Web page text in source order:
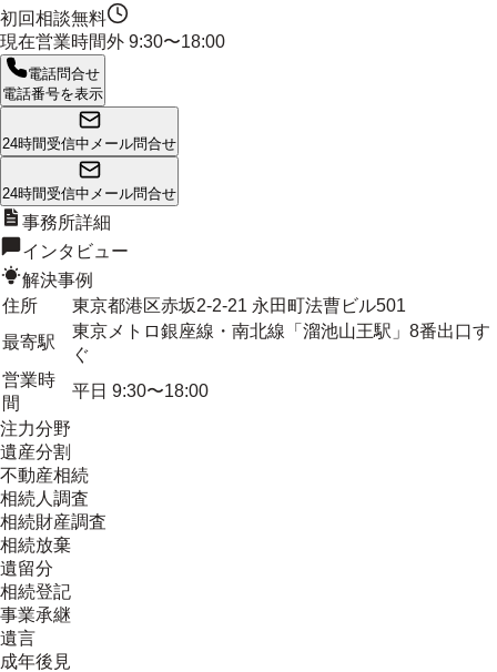
初回相談無料
現在営業時間外 9:30〜18:00
電話問合せ
電話番号を表示
24時間受信中 メール問合せ
24時間受信中 メール問合せ
事務所詳細
インタビュー
解決事例
住所
東京都港区赤坂2-2-21 永田町法曹ビル501
最寄駅
東京メトロ銀座線・南北線「溜池山王駅」8番出口す
ぐ
営業時
間
平日 9:30〜18:00
注力分野
遺産分割
不動産相続
相続人調査
相続財産調査
相続放棄
遺留分
相続登記
事業承継
遺言
成年後見